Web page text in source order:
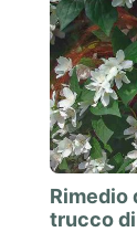
Rimedio
trucco